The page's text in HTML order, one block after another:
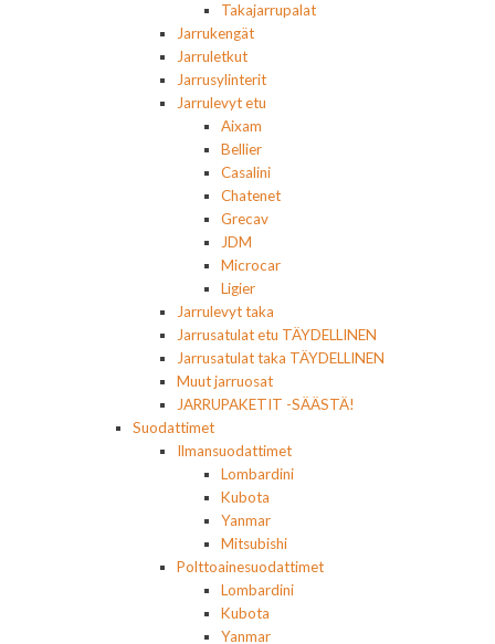
Takajarrupalat
Jarrukengät
Jarruletkut
Jarrusylinterit
Jarrulevyt etu
Aixam
Bellier
Casalini
Chatenet
Grecav
JDM
Microcar
Ligier
Jarrulevyt taka
Jarrusatulat etu TÄYDELLINEN
Jarrusatulat taka TÄYDELLINEN
Muut jarruosat
JARRUPAKETIT -SÄÄSTÄ!
Suodattimet
Ilmansuodattimet
Lombardini
Kubota
Yanmar
Mitsubishi
Polttoainesuodattimet
Lombardini
Kubota
Yanmar